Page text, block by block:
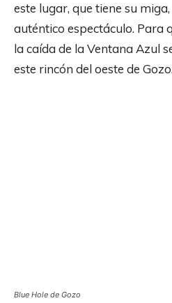
este lugar, que tiene su
auténtico espectáculo. Para
la caída de la Ventana Azul
este rincón del oeste de
Blue Hole de Gozo